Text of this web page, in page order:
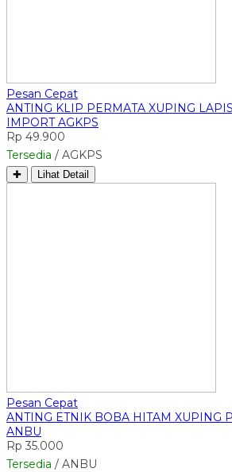
Pesan Cepat
ANTING KLIP PERMATA XUPING
IMPORT AGKPS
Rp 49.900
Tersedia / AGKPS
✚ Lihat Detail
Pesan Cepat
ANTING ETNIK BOBA HITAM XUPING
ANBU
Rp 35.000
Tersedia / ANBU